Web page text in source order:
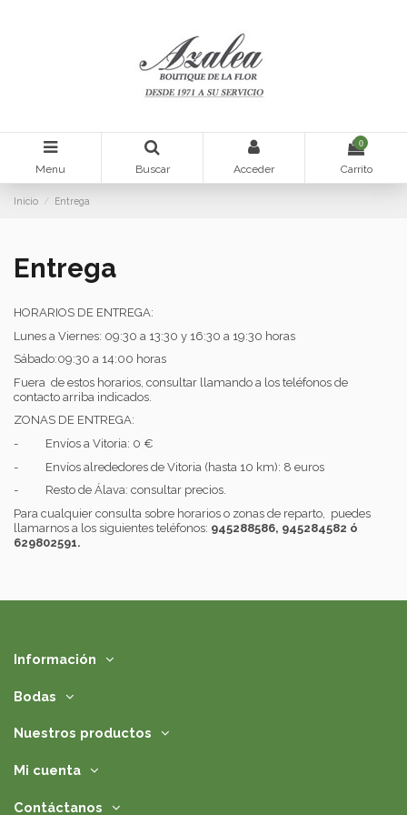
Menu Buscar Acceder
0
Carrito
Inicio Entrega
Entrega
HORARIOS DE ENTREGA:
Lunes a Viernes: 09:30 a 13:30 y 16:30 a 19:30 horas
Sábado:09:30 a 14:00 horas
Fuera de estos horarios, consultar llamando a los teléfonos de
contacto arriba indicados.
ZONAS DE ENTREGA:
- Envíos a Vitoria: 0 €
- Envíos alrededores de Vitoria (hasta 10 km): 8 euros
- Resto de Álava: consultar precios.
Para cualquier consulta sobre horarios o zonas de reparto, puedes
llamarnos a los siguientes teléfonos: 945288586, 945284582 ó
629802591.
Información
Bodas
Nuestros productos
Mi cuenta
Contáctanos